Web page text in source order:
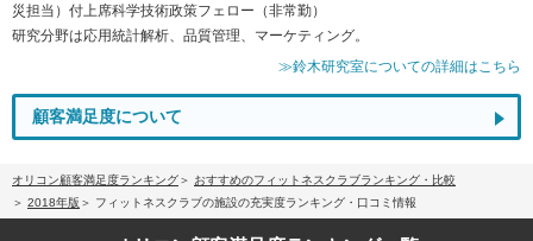
災担当）付上席科学技術政策フェロー（非常勤）
研究分野は応用統計解析、品質管理、マーケティング。
≫鈴木研究室についての詳細はこちら
顧客満足度について
オリコン顧客満足度ランキング
おすすめのフィットネスクラブランキング・比較
2018年版
フィットネスクラブの施設の充実度ランキング・口コミ情報